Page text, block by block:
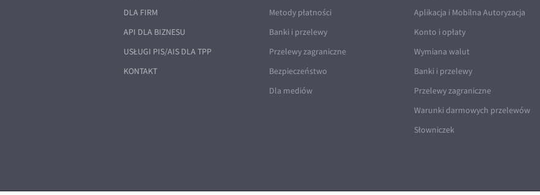
DLA FIRM
API DLA BIZNESU
USŁUGI PIS/AIS DLA TPP
KONTAKT
Metody płatności
Banki i przelewy
Przelewy zagraniczne
Bezpieczeństwo
Dla mediów
Aplikacja i Mobilna Autoryzacja
Konto i opłaty
Wymiana walut
Banki i przelewy
Przelewy zagraniczne
Warunki darmowych przelewów
Słowniczek